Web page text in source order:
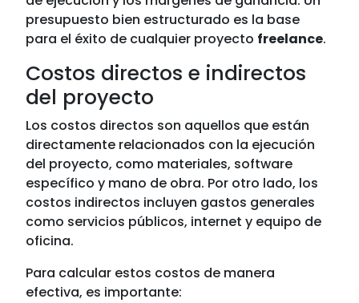
presupuesto bien estructurado es la base
para el éxito de cualquier proyecto freelance.
Costos directos e indirectos
del proyecto
Los costos directos son aquellos que están
directamente relacionados con la ejecución
del proyecto, como materiales, software
específico y mano de obra. Por otro lado, los
costos indirectos incluyen gastos generales
como servicios públicos, internet y equipo de
oficina.
Para calcular estos costos de manera
efectiva, es importante: